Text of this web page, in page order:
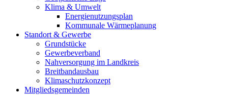
Klima & Umwelt
Energienutzungsplan
Kommunale Wärmeplanung
Standort & Gewerbe
Grundstücke
Gewerbeverband
Nahversorgung im Landkreis
Breitbandausbau
Klimaschutzkonzept
Mitgliedsgemeinden